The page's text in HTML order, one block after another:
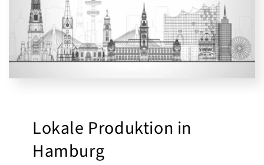
Lokale Produktion in
Hamburg